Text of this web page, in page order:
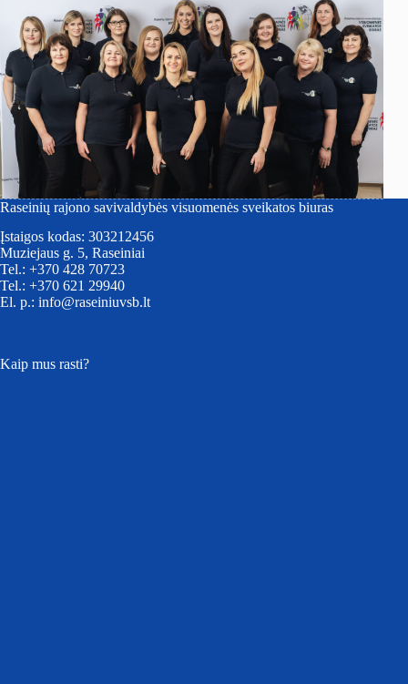
Raseinių rajono savivaldybės visuomenės sveikatos biuras
Įstaigos kodas: 303212456
Muziejaus g. 5, Raseiniai
Tel.: +370 428 70723
Tel.: +370 621 29940
El. p.: info@raseiniuvsb.lt
Kaip mus rasti?